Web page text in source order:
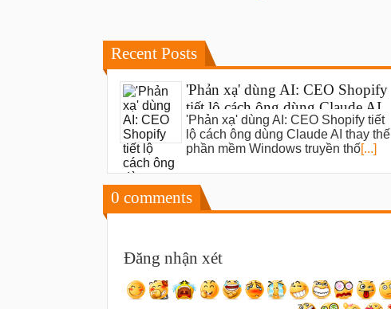
Recent Posts
'Phản xạ' dùng AI: CEO Shopify
tiết lộ cách ông dùng Claude AI
thay thế phần mềm Windows
truyền thống
'Phản xạ' dùng AI: CEO Shopify tiết
lộ cách ông dùng Claude AI thay thế
phần mềm Windows truyền thố[...]
0 comments
Đăng nhận xét